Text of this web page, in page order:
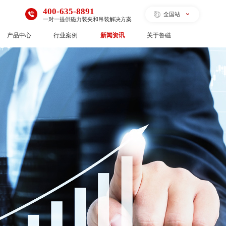
全国站
400-635-8891
一对一提供磁力装夹和吊装解决方案
产品中心 行业案例 新闻资讯 关于鲁磁